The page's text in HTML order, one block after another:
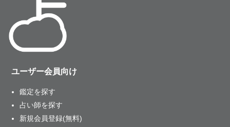
ユーザー会員向け
鑑定を探す
占い師を探す
新規会員登録(無料)